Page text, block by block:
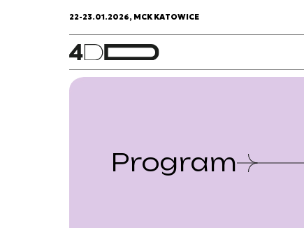
22-23.01.2026, MCK KATOWICE
Program